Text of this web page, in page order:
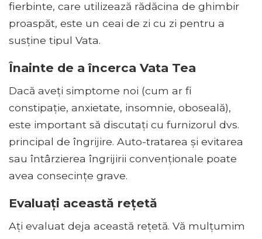
fierbinte, care utilizează rădăcina de ghimbir
proaspăt, este un ceai de zi cu zi pentru a
susține tipul Vata.
Înainte de a încerca Vata Tea
Dacă aveți simptome noi (cum ar fi
constipație, anxietate, insomnie, oboseală),
este important să discutați cu furnizorul dvs.
principal de îngrijire. Auto-tratarea și evitarea
sau întârzierea îngrijirii convenționale poate
avea consecințe grave.
Evaluați această rețetă
Ați evaluat deja această rețetă. Vă mulțumim